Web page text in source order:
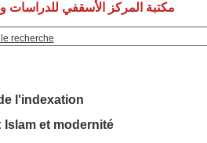
مكتبة المركز الأسقفي للدراسات و
recherche
l'indexation
Islam et modernité